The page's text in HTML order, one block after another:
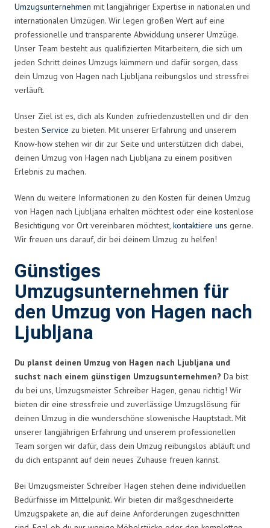
Umzugsunternehmen mit langjähriger Expertise in nationalen und
internationalen Umzügen. Wir legen großen Wert auf eine
professionelle und transparente Abwicklung unserer Umzüge.
Unser Team besteht aus qualifizierten Mitarbeitern, die sich um
jeden Schritt deines Umzugs kümmern und dafür sorgen, dass
dein Umzug von Hagen nach Ljubljana reibungslos und stressfrei
verläuft.
Unser Ziel ist es, dich als Kunden zufriedenzustellen und dir den
besten Service zu bieten. Mit unserer Erfahrung und unserem
Know-how stehen wir dir zur Seite und unterstützen dich dabei,
deinen Umzug von Hagen nach Ljubljana zu einem positiven
Erlebnis zu machen.
Wenn du weitere Informationen zu den Kosten für deinen Umzug
von Hagen nach Ljubljana erhalten möchtest oder eine kostenlose
Besichtigung vor Ort vereinbaren möchtest, kontaktiere uns gerne.
Wir freuen uns darauf, dir bei deinem Umzug zu helfen!
Günstiges
Umzugsunternehmen für
den Umzug von Hagen nach
Ljubljana
Du planst deinen Umzug von Hagen nach Ljubljana und
suchst nach einem günstigen Umzugsunternehmen? Da bist
du bei uns, Umzugsmeister Schreiber Hagen, genau richtig! Wir
bieten dir eine stressfreie und zuverlässige Umzugslösung für
deinen Umzug in die wunderschöne slowenische Hauptstadt. Mit
unserer langjährigen Erfahrung und unserem professionellen
Team sorgen wir dafür, dass dein Umzug reibungslos abläuft und
du dich entspannt auf dein neues Zuhause freuen kannst.
Bei Umzugsmeister Schreiber Hagen stehen deine individuellen
Bedürfnisse im Mittelpunkt. Wir bieten dir maßgeschneiderte
Umzugspakete an, die auf deine Anforderungen zugeschnitten